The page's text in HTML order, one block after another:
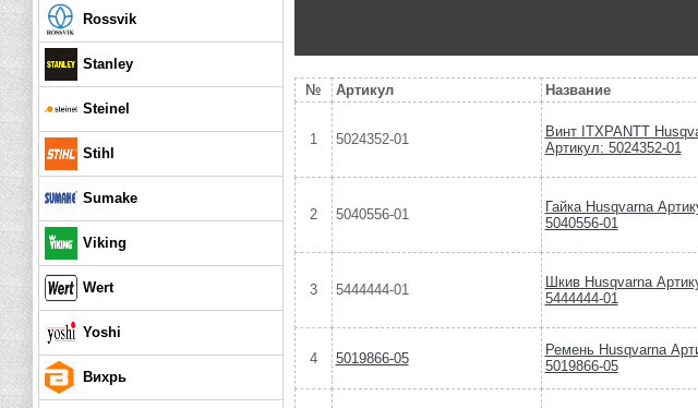
Rossvik
Stanley
Steinel
Stihl
Sumake
Viking
Wert
Yoshi
Вихрь
№ Артикул Название
1 5024352-01
Винт ITXPANTT
Артикул: 5024352-01
2 5040556-01
Гайка Husqvarna
5040556-01
3 5444444-01
Шкив Husqvarna
5444444-01
4 5019866-05
Ремень Husqvarna
5019866-05